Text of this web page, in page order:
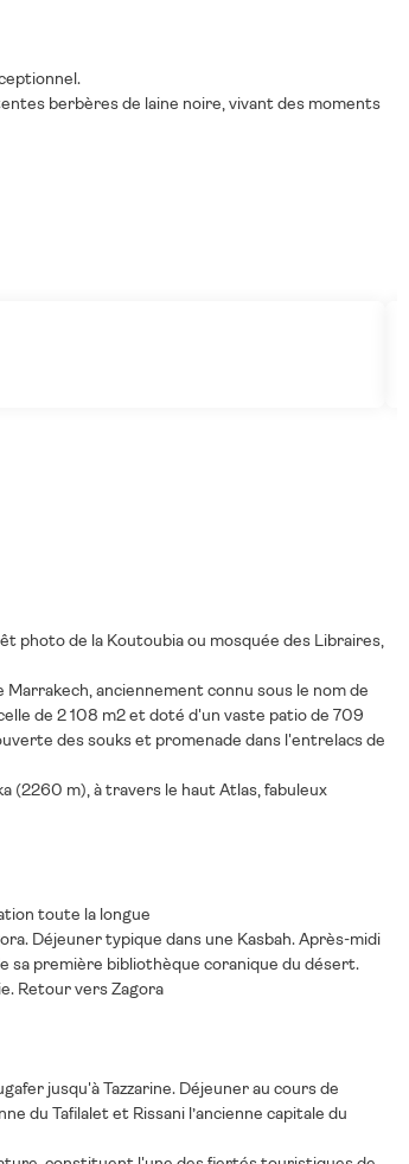
berbères de laine noire, vivant des moments
photo de la Koutoubia ou mosquée des Libraires,
anciennement connu sous le nom de
de 2 108 m2 et doté d'un vaste patio de 709
des souks et promenade dans l'entrelacs de
(2260 m), à travers le haut Atlas, fabuleux
toute la longue
Déjeuner typique dans une Kasbah. Après-midi
sa première bibliothèque coranique du désert.
Retour vers Zagora
jusqu'à Tazzarine. Déjeuner au cours de
du Tafilalet et Rissani l’ancienne capitale du